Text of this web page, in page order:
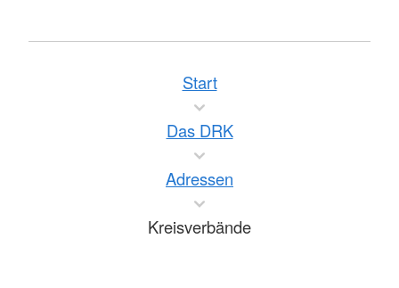
Start
Das DRK
Adressen
Kreisverbände